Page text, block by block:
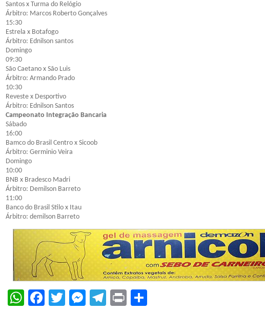
Santos x Turma do Relógio
Árbitro: Marcos Roberto Gonçalves
15:30
Estrela x Botafogo
Árbitro: Ednilson santos
Domingo
09:30
São Caetano x São Luis
Árbitro: Armando Prado
10:30
Reveste x Desportivo
Árbitro: Ednilson Santos
Campeonato Integração Bancaria
Sábado
16:00
Bamco do Brasil Centro x Sicoob
Árbitro: Germinio Veira
Domingo
10:00
BNB x Bradesco Madri
Árbitro: Demilson Barreto
11:00
Banco do Brasil Stilo x Itau
Árbitro: demilson Barreto
WhatsApp
Facebook
TwitterMessenger
Telegram
Print